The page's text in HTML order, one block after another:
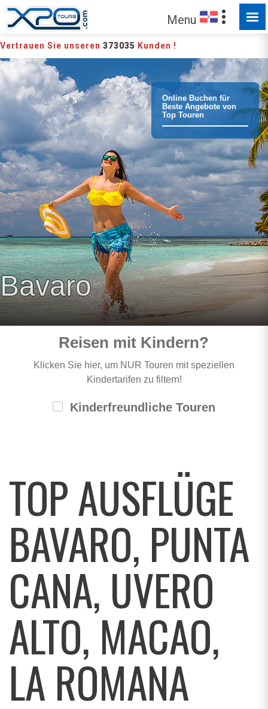
Menu
Vertrauen Sie unseren 373035 Kunden !
FÜR SIE ZUM ENTDECKEN
Online Buchen für
Beste Angebote von
Top Touren
Bavaro
Reisen mit Kindern?
Klicken Sie hier, um NUR Touren mit speziellen
Kindertarifen zu filtern!
Kinderfreundliche Touren
TOP AUSFLÜGE
BAVARO, PUNTA
CANA, UVERO
ALTO, MACAO,
LA ROMANA